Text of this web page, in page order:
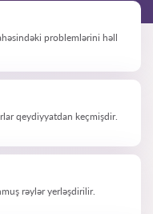
problemlərini həll
qeydiyyatdan keçmişdir.
rəylər yerləşdirilir.